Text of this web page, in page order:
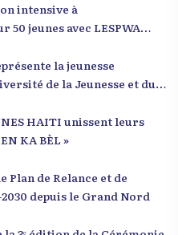
intensive à
jeunes avec LESPWA
la jeunesse
de la Jeunesse et du
HAITI unissent leurs
KA BÈL »
Plan de Relance et de
depuis le Grand Nord